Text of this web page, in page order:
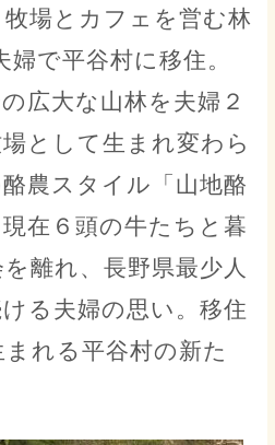
場とカフェを営む林
で平谷村に移住。
広大な山林を夫婦２
として生まれ変わら
農スタイル「山地酪
在６頭の牛たちと暮
離れ、長野県最少人
る夫婦の思い。移住
れる平谷村の新た